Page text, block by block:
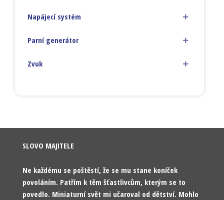
Napájecí systém
Parní generátor
Zvuk
SLOVO MAJITELE
Ne každému se poštěstí, že se mu stane koníček
povoláním. Patřím k těm šťastlivcům, kterým se to
povedlo. Miniaturní svět mi učaroval od dětství. Mohlo